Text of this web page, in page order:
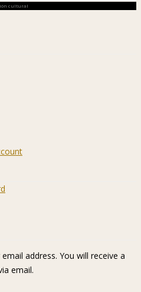
cultural
address. You will receive a
email.